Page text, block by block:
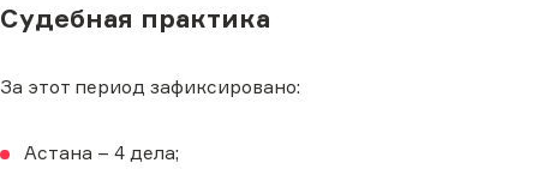
Судебная практика
За этот период зафиксировано:
Астана – 4 дела;